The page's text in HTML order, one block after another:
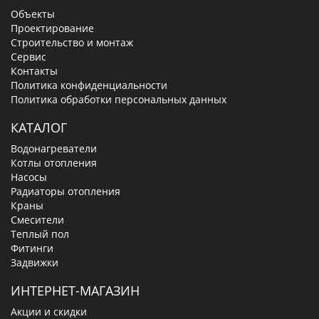
Объекты
Проектирование
Строительство и монтаж
Сервис
Контакты
Политика конфиденциальности
Политика обработки персональных данных
КАТАЛОГ
Водонагреватели
Котлы отопления
Насосы
Радиаторы отопления
Краны
Смесители
Теплый пол
Фитинги
Задвижки
ИНТЕРНЕТ-МАГАЗИН
Акции и скидки